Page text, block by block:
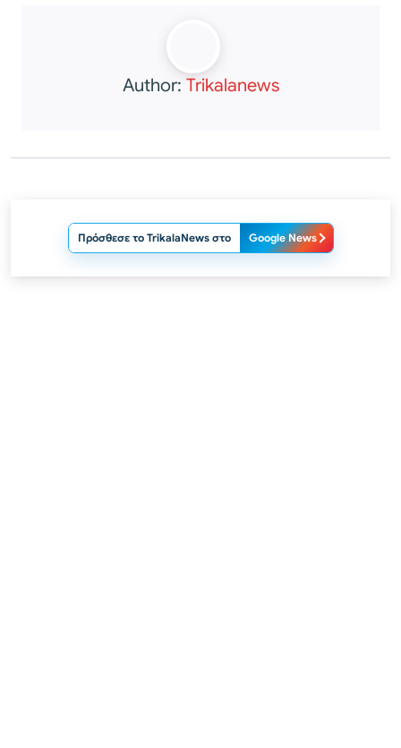
Author: Trikalanews
Πρόσθεσε το TrikalaNews στο Google News